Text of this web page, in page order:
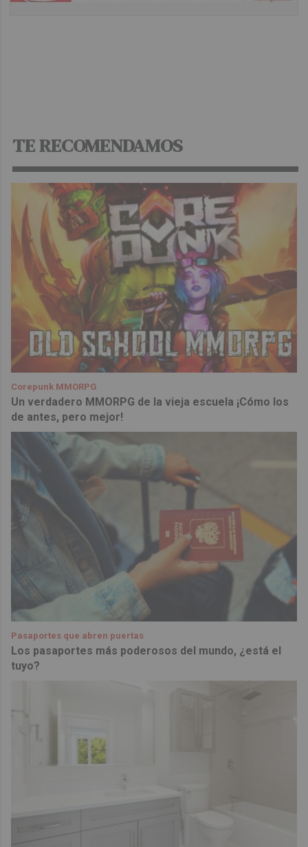
TE RECOMENDAMOS
Corepunk MMORPG
Un verdadero MMORPG de la vieja escuela ¡Cómo los
de antes, pero mejor!
Pasaportes que abren puertas
Los pasaportes más poderosos del mundo, ¿está el
tuyo?